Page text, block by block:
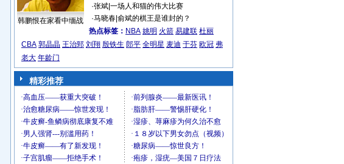
韩鹏恨在家看中缅战
·张斌| 一场人和猫的伟大比赛
·马晓春| 俞斌的棋王是谁封的？
热点标签： NBA 姚明 火箭 易建联 杜丽
CBA 郭晶晶 王治郅 刘翔 殷铁生 郎平 全明星 麦迪 于芬 欧冠 弗
老大 年龄门
精彩推荐